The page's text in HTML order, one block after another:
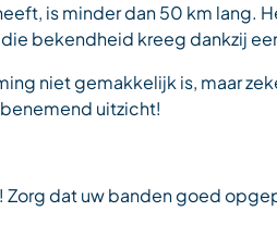
is minder dan 50 km lang.
bekendheid kreeg dankzij
niet gemakkelijk is, maar
uitzicht!
Zorg dat uw banden goed